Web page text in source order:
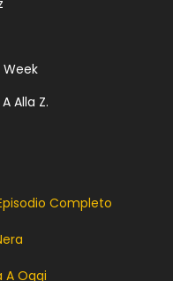
Week
Alla Z.
Completo
A Oggi